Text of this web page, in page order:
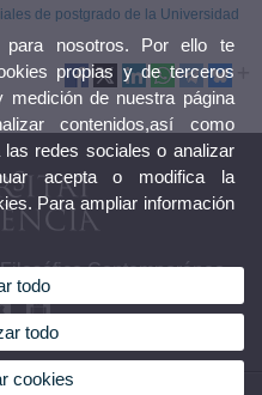
de postgrado de la Universidad
Contemporáneo
para nosotros. Por ello te
propias y de terceros
de nuestra página
contenidos,así como
las redes sociales o analizar
acepta o modifica la
Para ampliar información
todo
todo
cookies